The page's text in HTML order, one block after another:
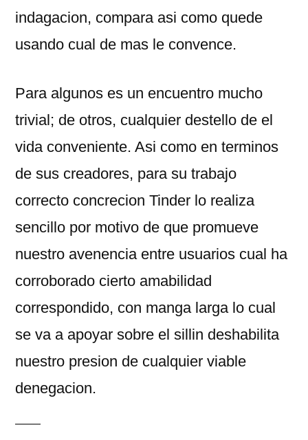
indagacion, compara asi­ como quede
usando cual de mas le convence.
Para algunos es un encuentro mucho
trivial; de otros, cualquier destello de el
vida conveniente. Asi­ como en terminos
de sus creadores, para su trabajo
correcto concrecion Tinder lo realiza
sencillo por motivo de que promueve
nuestro avenencia entre usuarios cual ha
corroborado cierto amabilidad
correspondido, con manga larga lo cual
se va a apoyar sobre el silli­n deshabilita
nuestro presion de cualquier viable
denegacion.